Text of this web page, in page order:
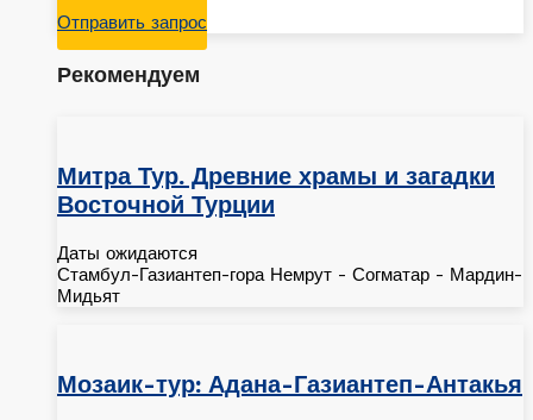
Отправить запрос
Рекомендуем
Митра Тур. Древние храмы и загадки
Восточной Турции
Даты ожидаются
Стамбул-Газиантеп-гора Немрут - Согматар - Мардин-
Мидьят
Мозаик-тур: Адана-Газиантеп-Антакья